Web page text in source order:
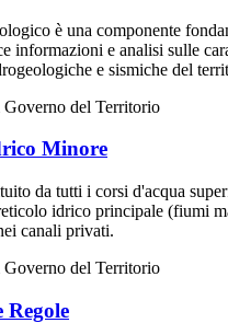
è una componente
informazioni e analisi sulle
e sismiche del
del Territorio
Minore
da tutti i corsi d'acqua
idrico principale (fiumi
canali privati.
del Territorio
Regole